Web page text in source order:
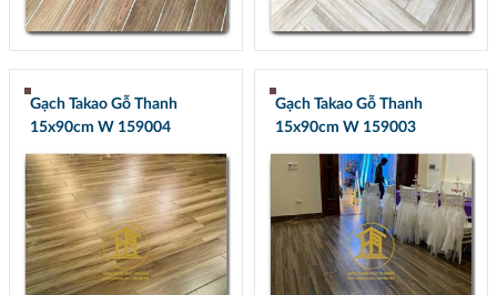
Gạch Takao Gỗ Thanh
15x90cm W 159004
Gạch Takao Gỗ Thanh
15x90cm W 159003